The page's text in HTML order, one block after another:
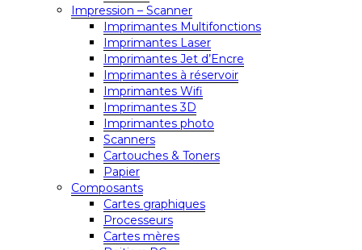
Impression – Scanner
Imprimantes Multifonctions
Imprimantes Laser
Imprimantes Jet d’Encre
Imprimantes à réservoir
Imprimantes Wifi
Imprimantes 3D
Imprimantes photo
Scanners
Cartouches & Toners
Papier
Composants
Cartes graphiques
Processeurs
Cartes mères